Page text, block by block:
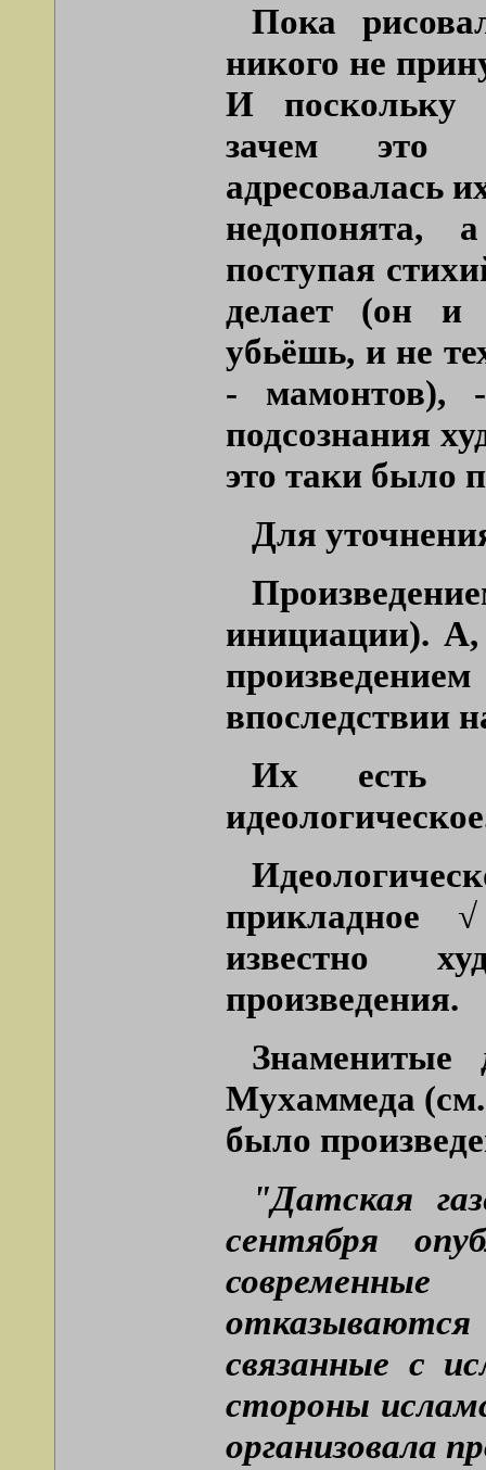
Пока
никого не
И поскольку
зачем это
адресовалась
недопонята,
поступая
делает (он и
убьёшь, и не
- мамонтов), -
подсознания
это таки было
Для
инициации). А,
впоследствии
Их есть
прикладное
известно
произведения.
Знаменитые
Мухаммеда
было
"Датская
сентября
связанные с
стороны
организовала